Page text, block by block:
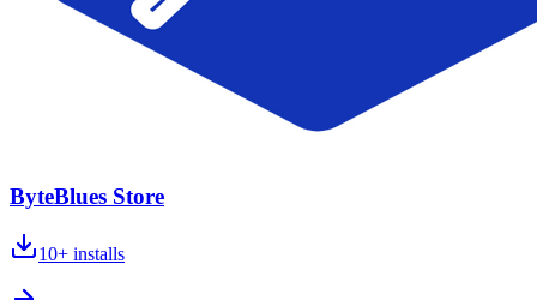
ByteBlues Store
10+ installs